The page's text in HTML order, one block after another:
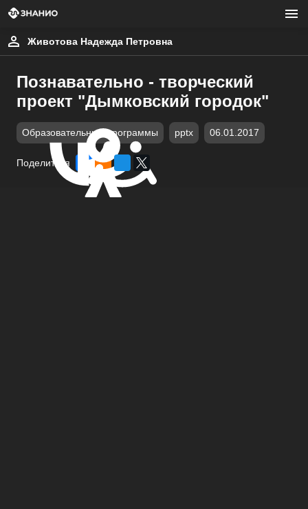
Животова Надежда Петровна
Познавательно - творческий
проект "Дымковский городок"
Образовательные программы pptx 06.01.2017
Поделиться